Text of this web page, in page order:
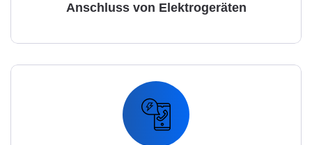
Anschluss von Elektrogeräten